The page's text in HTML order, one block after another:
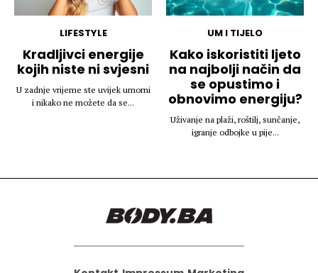
LIFESTYLE
Kradljivci energije
kojih niste ni svjesni
U zadnje vrijeme ste uvijek umorni
i nikako ne možete da se...
UM I TIJELO
Kako iskoristiti ljeto
na najbolji način da
se opustimo i
obnovimo energiju?
Uživanje na plaži, roštilj, sunčanje,
igranje odbojke u pije...